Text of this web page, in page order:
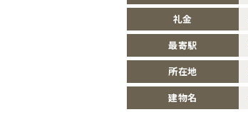
礼金
最寄駅
所在地
建物名